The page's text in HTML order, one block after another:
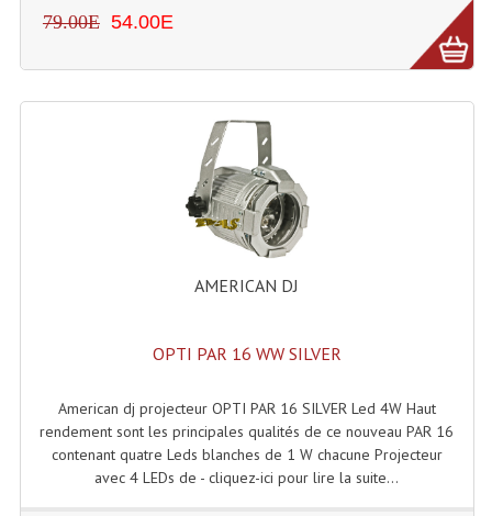
Lumières Noire
Lyres
Panneaux, Piste Danse À Leds
Petit Effets Lumineux
Projecteur De Gobo
Projecteur Led Sur Batterie
Projecteurs Barres De Leds
Projecteurs Déco À Leds
79.00E 54.00E
AMERICAN DJ
OPTI PAR 16 WW SILVER
American dj projecteur OPTI PAR 16 SILVER Led 4W Haut
rendement sont les principales qualités de ce nouveau PAR 16
contenant quatre Leds blanches de 1 W chacune Projecteur
avec 4 LEDs de - cliquez-ici pour lire la suite...